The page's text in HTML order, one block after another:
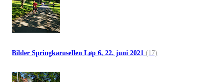
Bilder Springkarusellen Løp 6, 22. juni 2021 (17)